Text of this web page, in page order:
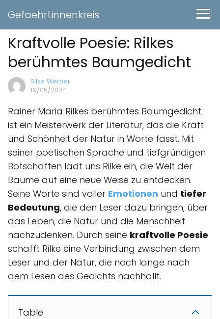
Gefaehrtinnenkreis
Kraftvolle Poesie: Rilkes
berühmtes Baumgedicht
Silke Werner
19/05/2024
Rainer Maria Rilkes berühmtes Baumgedicht
ist ein Meisterwerk der Literatur, das die Kraft
und Schönheit der Natur in Worte fasst. Mit
seiner poetischen Sprache und tiefgründigen
Botschaften lädt uns Rilke ein, die Welt der
Bäume auf eine neue Weise zu entdecken.
Seine Worte sind voller Emotionen und tiefer
Bedeutung, die den Leser dazu bringen, über
das Leben, die Natur und die Menschheit
nachzudenken. Durch seine kraftvolle Poesie
schafft Rilke eine Verbindung zwischen dem
Leser und der Natur, die noch lange nach
dem Lesen des Gedichts nachhallt.
Table